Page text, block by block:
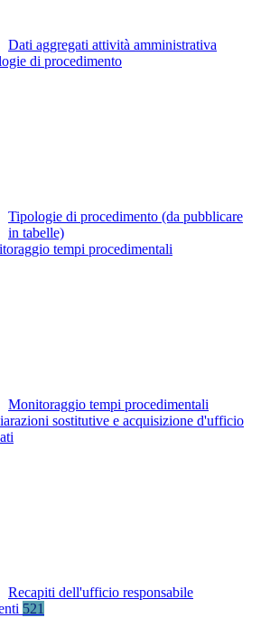
Dati aggregati attività amministrativa
di procedimento
Tipologie di procedimento (da pubblicare
in tabelle)
tempi procedimentali
Monitoraggio tempi procedimentali
sostitutive e acquisizione d'ufficio
Recapiti dell'ufficio responsabile
521